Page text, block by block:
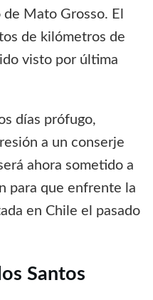
Mato Grosso. El
de kilómetros de
visto por última
días prófugo,
a un conserje
ahora sometido a
para que enfrente la
en Chile el pasado
Santos